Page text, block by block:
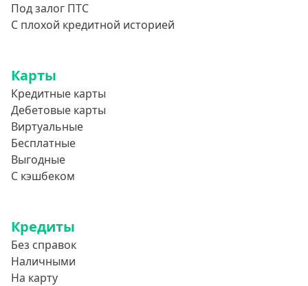
Под залог ПТС
С плохой кредитной историей
Карты
Кредитные карты
Дебетовые карты
Виртуальные
Бесплатные
Выгодные
С кэшбеком
Кредиты
Без справок
Наличными
На карту